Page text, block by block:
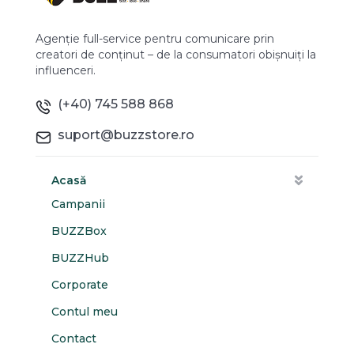
Agenție full-service pentru comunicare prin
creatori de conținut – de la consumatori obișnuiți la
influenceri.
(+40) 745 588 868
suport@buzzstore.ro
Acasă
Campanii
BUZZBox
BUZZHub
Corporate
Contul meu
Contact